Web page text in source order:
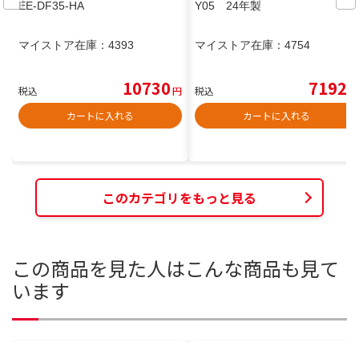
EE-DF35-HA
マイストア在庫： 4393
税込 10730円
カートに入れる
Y05 24年製
マイストア在庫： 4754
税込 7192
カートに入れる
このカテゴリをもっと見る
この商品を見た人はこんな商品も見て
います